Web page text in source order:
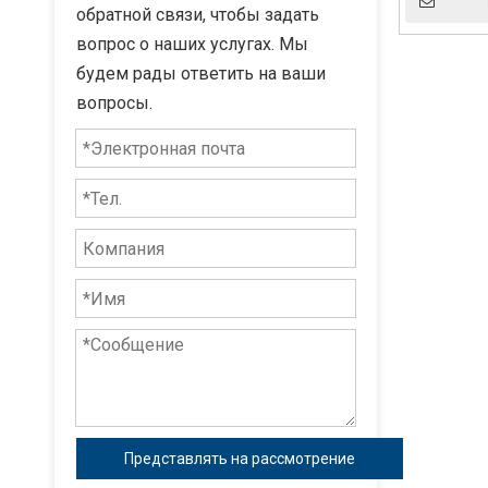
обратной связи, чтобы задать
вопрос о наших услугах. Мы
будем рады ответить на ваши
вопросы.
Представлять на рассмотрение